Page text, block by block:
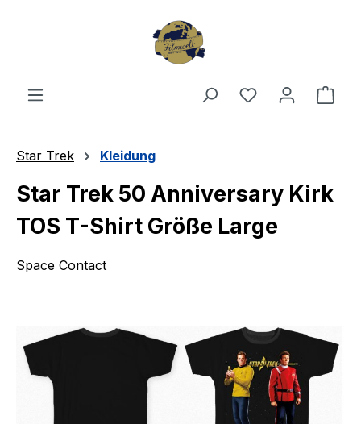
Du hast 0
Star Trek Kleidung
Star Trek 50 Anniversary Kirk
TOS T-Shirt Größe Large
Space Contact